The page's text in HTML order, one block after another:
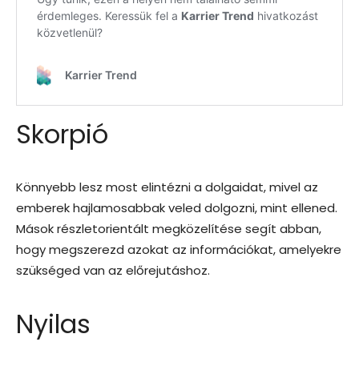
Skorpió
Könnyebb lesz most elintézni a dolgaidat, mivel az
emberek hajlamosabbak veled dolgozni, mint ellened.
Mások részletorientált megközelítése segít abban,
hogy megszerezd azokat az információkat, amelyekre
szükséged van az előrejutáshoz.
Nyilas